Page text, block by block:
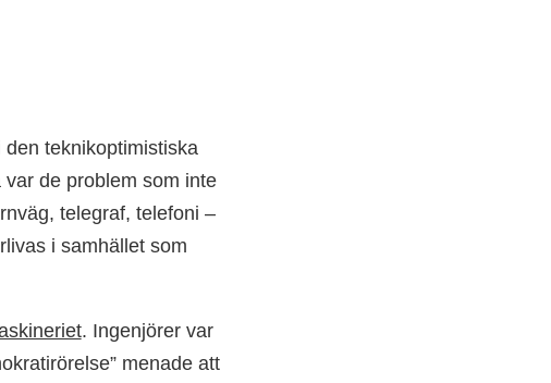
den teknikoptimistiska
de problem som inte
telegraf, telefoni –
i samhället som
. Ingenjörer var
menade att